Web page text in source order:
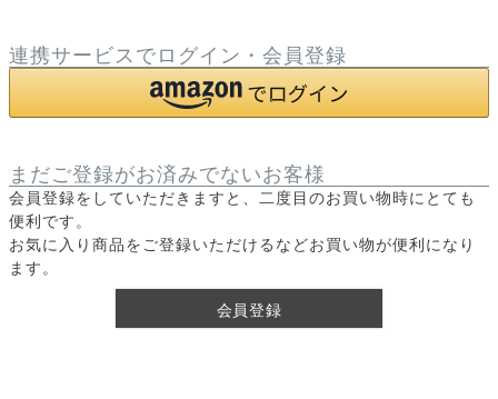
連携サービスでログイン・会員登録
まだご登録がお済みでないお客様
会員登録をしていただきますと、二度目のお買い物時にとても
便利です。
お気に入り商品をご登録いただけるなどお買い物が便利になり
ます。
会員登録